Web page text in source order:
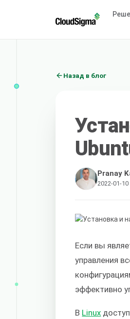
Назад в блог
Pranay
2022-01-10
Если вы
управления
эффективно
В Linux